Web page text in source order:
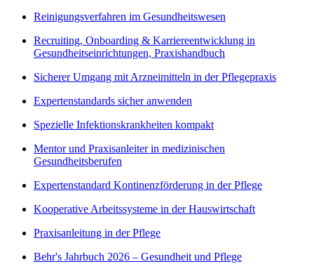
Reinigungsverfahren im Gesundheitswesen
Recruiting, Onboarding & Karriereentwicklung in
Gesundheitseinrichtungen, Praxishandbuch
Sicherer Umgang mit Arzneimitteln in der Pflegepraxis
Expertenstandards sicher anwenden
Spezielle Infektionskrankheiten kompakt
Mentor und Praxisanleiter in medizinischen
Gesundheitsberufen
Expertenstandard Kontinenzförderung in der Pflege
Kooperative Arbeitssysteme in der Hauswirtschaft
Praxisanleitung in der Pflege
Behr's Jahrbuch 2026 – Gesundheit und Pflege